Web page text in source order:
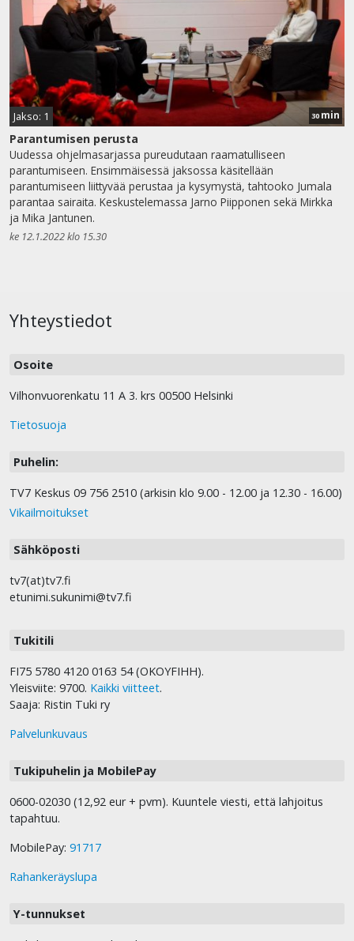
Jakso: 1 30 min
Parantumisen perusta
Uudessa ohjelmasarjassa pureudutaan raamatulliseen
parantumiseen. Ensimmäisessä jaksossa käsitellään
parantumiseen liittyvää perustaa ja kysymystä, tahtooko Jumala
parantaa sairaita. Keskustelemassa Jarno Piipponen sekä Mirkka
ja Mika Jantunen.
ke 12.1.2022 klo 15.30
Yhteystiedot
Osoite
Vilhonvuorenkatu 11 A 3. krs 00500 Helsinki
Tietosuoja
Puhelin:
TV7 Keskus 09 756 2510 (arkisin klo 9.00 - 12.00 ja 12.30 - 16.00)
Vikailmoitukset
Sähköposti
tv7(at)tv7.fi
etunimi.sukunimi@tv7.fi
Tukitili
FI75 5780 4120 0163 54 (OKOYFIHH).
Yleisviite: 9700. Kaikki viitteet.
Saaja: Ristin Tuki ry
Palvelunkuvaus
Tukipuhelin ja MobilePay
0600-02030 (12,92 eur + pvm). Kuuntele viesti, että lahjoitus
tapahtuu.
MobilePay: 91717
Rahankeräyslupa
Y-tunnukset